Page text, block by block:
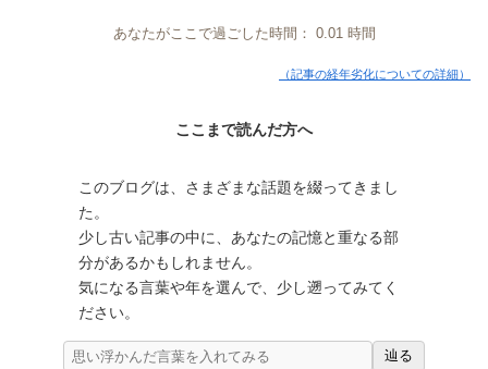
あなたがここで過ごした時間： 0.01時間
（記事の経年劣化についての詳細）
ここまで読んだ方へ
このブログは、さまざまな話題を綴ってきまし
た。
少し古い記事の中に、あなたの記憶と重なる部
分があるかもしれません。
気になる言葉や年を選んで、少し遡ってみてく
ださい。
辿る